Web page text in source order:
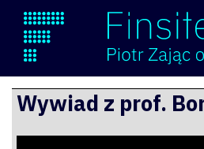
Przejdź
do
Wywiad z prof.